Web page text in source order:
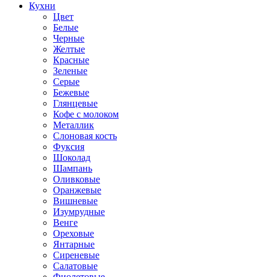
Кухни
Цвет
Белые
Черные
Желтые
Красные
Зеленые
Серые
Бежевые
Глянцевые
Кофе с молоком
Металлик
Слоновая кость
Фуксия
Шоколад
Шампань
Оливковые
Оранжевые
Вишневые
Изумрудные
Венге
Ореховые
Янтарные
Сиреневые
Салатовые